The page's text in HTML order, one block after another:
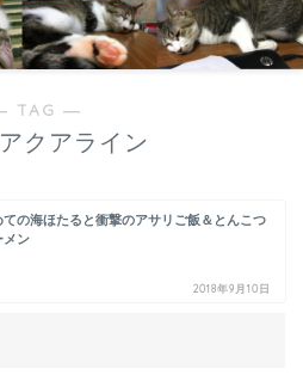
TAG ―
クアライン
ての海ほたると衝撃のアサリご飯＆とんこつ
メン
2018年9月10日